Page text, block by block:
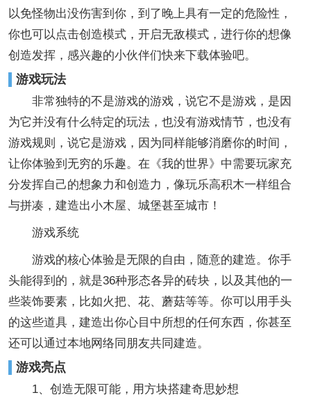
以免怪物出没伤害到你，到了晚上具有一定的危险性，
你也可以点击创造模式，开启无敌模式，进行你的想像
创造发挥，感兴趣的小伙伴们快来下载体验吧。
游戏玩法
非常独特的不是游戏的游戏，说它不是游戏，是因
为它并没有什么特定的玩法，也没有游戏情节，也没有
游戏规则，说它是游戏，因为同样能够消磨你的时间，
让你体验到无穷的乐趣。在《我的世界》中需要玩家充
分发挥自己的想象力和创造力，像玩乐高积木一样组合
与拼凑，建造出小木屋、城堡甚至城市！
游戏系统
游戏的核心体验是无限的自由，随意的建造。你手
头能得到的，就是36种形态各异的砖块，以及其他的一
些装饰要素，比如火把、花、蘑菇等等。你可以用手头
的这些道具，建造出你心目中所想的任何东西，你甚至
还可以通过本地网络同朋友共同建造。
游戏亮点
1、创造无限可能，用方块搭建奇思妙想